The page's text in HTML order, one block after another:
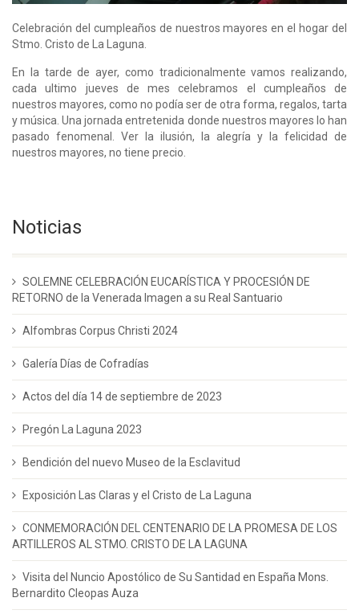
Celebración del cumpleaños de nuestros mayores en el hogar del
Stmo. Cristo de La Laguna.
En la tarde de ayer, como tradicionalmente vamos realizando,
cada ultimo jueves de mes celebramos el cumpleaños de
nuestros mayores, como no podía ser de otra forma, regalos, tarta
y música. Una jornada entretenida donde nuestros mayores lo han
pasado fenomenal. Ver la ilusión, la alegría y la felicidad de
nuestros mayores, no tiene precio.
Noticias
SOLEMNE CELEBRACIÓN EUCARÍSTICA Y PROCESIÓN DE
RETORNO de la Venerada Imagen a su Real Santuario
Alfombras Corpus Christi 2024
Galería Días de Cofradías
Actos del día 14 de septiembre de 2023
Pregón La Laguna 2023
Bendición del nuevo Museo de la Esclavitud
Exposición Las Claras y el Cristo de La Laguna
CONMEMORACIÓN DEL CENTENARIO DE LA PROMESA DE LOS
ARTILLEROS AL STMO. CRISTO DE LA LAGUNA
Visita del Nuncio Apostólico de Su Santidad en España Mons.
Bernardito Cleopas Auza